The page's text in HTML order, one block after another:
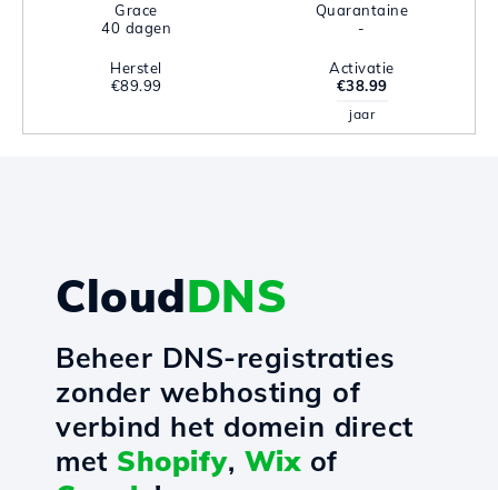
Grace
40 dagen
Quarantaine
-
Herstel
€89.99
Activatie
€38.99
jaar
CloudDNS
Beheer DNS-registraties
zonder webhosting of
verbind het domein direct
met Shopify, Wixof